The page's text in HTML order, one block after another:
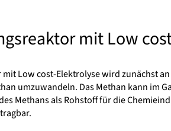
mit Low
Low cost-Elektrolyse wird zunächst
umzuwandeln. Das Methan kann im
Methans als Rohstoff für die